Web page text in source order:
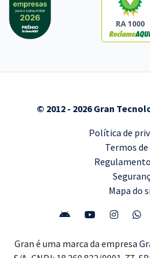
RA 1000
© 2012 - 2026 Gran
Política de
Termos de
Mapa do
Gran é uma marca da empresa